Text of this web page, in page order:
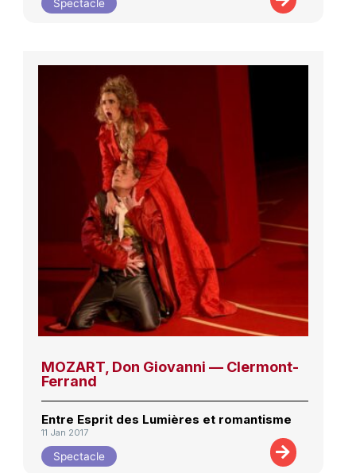
Spectacle
MOZART, Don Giovanni — Clermont-
Ferrand
Entre Esprit des Lumières et romantisme
11 Jan 2017
Spectacle